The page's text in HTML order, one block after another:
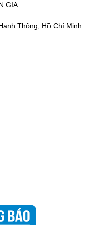
GIA
Thông, Hồ Chí Minh